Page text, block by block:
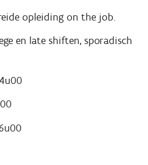
opleiding on the job.
en late shiften, sporadisch